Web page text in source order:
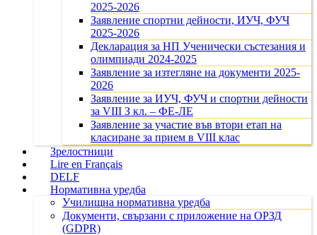
2025-2026
Заявление спортни дейности, ИУЧ, ФУЧ
2025-2026
Декларация за НП Ученически състезания и
олимпиади 2024-2025
Заявление за изтегляне на документи 2025-
2026
Заявление за ИУЧ, ФУЧ и спортни дейности
за VIII З кл. – ФЕ-ЛЕ
Заявление за участие във втори етап на
класиране за прием в VIII клас
Зрелостници
Lire en Français
DELF
Нормативна уредба
Училищна нормативна уредба
Документи, свързани с приложение на ОРЗД
(GDPR)